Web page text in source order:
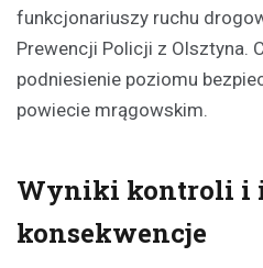
funkcjonariuszy ruchu
Prewencji Policji z Olsztyna.
podniesienie poziomu
powiecie mrągowskim.
Wyniki kontroli i
konsekwencje